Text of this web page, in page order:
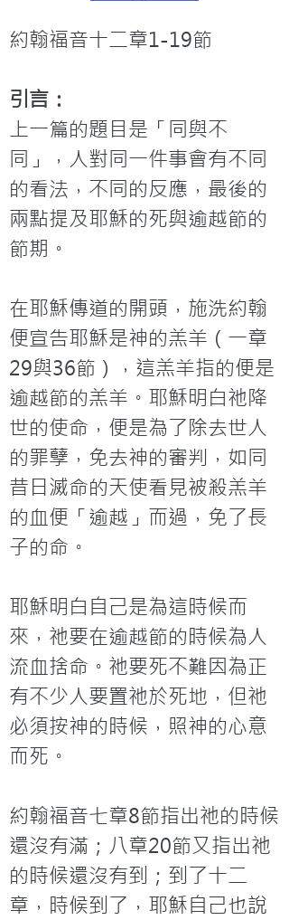
約翰福音十二章1-19節
引言：
上一篇的題目是「同與不
同」，人對同一件事會有不同
的看法，不同的反應，最後的
兩點提及耶穌的死與逾越節的
節期。
在耶穌傳道的開頭，施洗約翰
便宣告耶穌是神的羔羊（一章
29與36節），這羔羊指的便是
逾越節的羔羊。耶穌明白祂降
世的使命，便是為了除去世人
的罪孽，免去神的審判，如同
昔日滅命的天使看見被殺羔羊
的血便「逾越」而過，免了長
子的命。
耶穌明白自己是為這時候而
來，祂要在逾越節的時候為人
流血捨命。祂要死不難因為正
有不少人要置祂於死地，但祂
必須按神的時候，照神的心意
而死。
約翰福音七章8節指出祂的時候
還沒有滿；八章20節又指出祂
的時候還沒有到；到了十二
章，時候到了，耶穌自己也說